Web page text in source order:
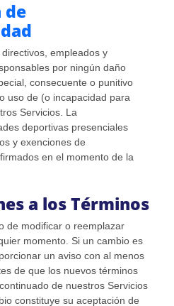
de
empleados y
por ningún daño
consecuente o punitivo
uso de (o incapacidad para
Servicios. La
deportivas presenciales
y exenciones de
en el momento de la
a los Términos
de modificar o reemplazar
momento. Si un cambio es
un aviso con al menos
de que los nuevos términos
de nuestros Servicios
constituye su aceptación de